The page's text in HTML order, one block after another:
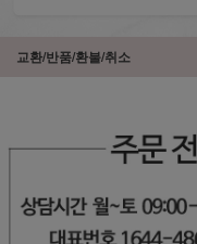
교환/반품/환불/취소